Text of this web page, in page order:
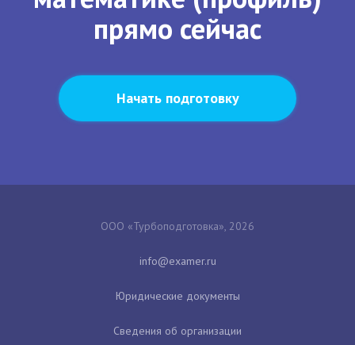
прямо сейчас
Начать подготовку
ООО «Турбоподготовка», 2026
Юридические документы
Сведения об организации